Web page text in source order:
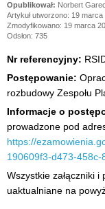
Norbert
Artykuł utworzono: 19 marca
Zmodyfikowano: 19 marca
Odsłon: 735
Nr referencyjny:
Postępowanie:
rozbudowy Zespołu
Informacje o
prowadzone pod
https://
190609f3-d473-
Wszystkie załączniki
uaktualniane na